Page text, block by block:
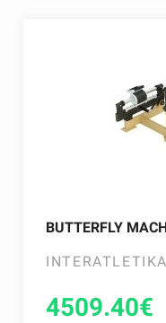
BUTTERFLY
INTERATLETIKA
4509.40€